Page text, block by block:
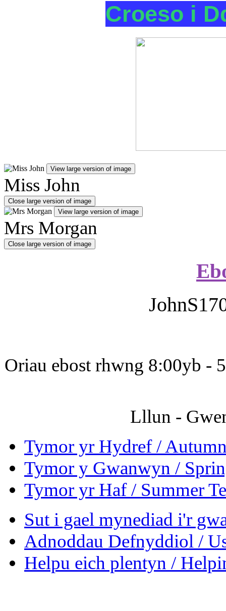
Croeso i
View large version of image
Miss John
Close large version of image
View large version of image
Mrs Morgan
Close large version of image
Oriau ebost rhwng 8:00yb -
Lllun -
Tymor yr Hydref /
Tymor y Gwanwyn /
Tymor yr Haf / Summer
Sut i gael mynediad i'r
Adnoddau Defnyddiol /
Helpu eich plentyn /